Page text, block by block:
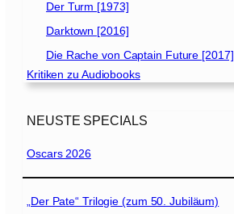
Der Turm [1973]
Darktown [2016]
Die Rache von Captain Future [2017]
Kritiken zu Audiobooks
NEUSTE SPECIALS
Oscars 2026
„Der Pate“ Trilogie (zum 50. Jubiläum)